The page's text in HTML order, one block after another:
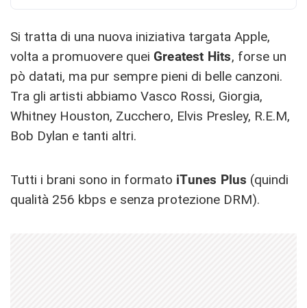
Si tratta di una nuova iniziativa targata Apple,
volta a promuovere quei Greatest Hits, forse un
pò datati, ma pur sempre pieni di belle canzoni.
Tra gli artisti abbiamo Vasco Rossi, Giorgia,
Whitney Houston, Zucchero, Elvis Presley, R.E.M,
Bob Dylan e tanti altri.
Tutti i brani sono in formato iTunes Plus (quindi
qualità 256 kbps e senza protezione DRM).